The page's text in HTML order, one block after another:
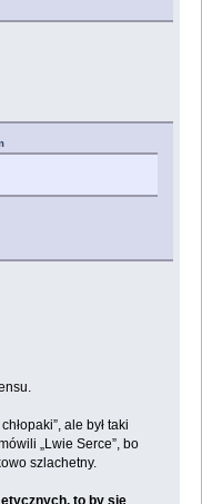
ale był taki
„Lwie Serce”, bo
szlachetny.